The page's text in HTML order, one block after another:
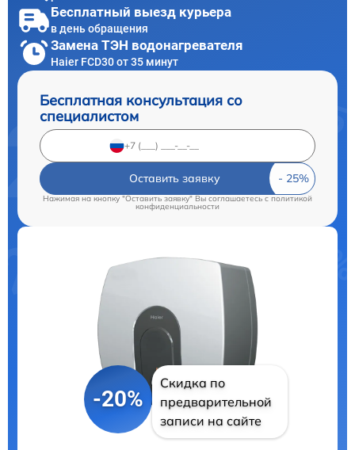
Бесплатный выезд курьера
в день обращения
Замена ТЭН водонагревателя
Haier FCD30 от 35 минут
Бесплатная консультация со
специалистом
Оставить заявку
Нажимая на кнопку "Оставить заявку" Вы соглашаетесь cполитикой
конфиденциальности
-20%
Скидка по
предварительной
записи на сайте